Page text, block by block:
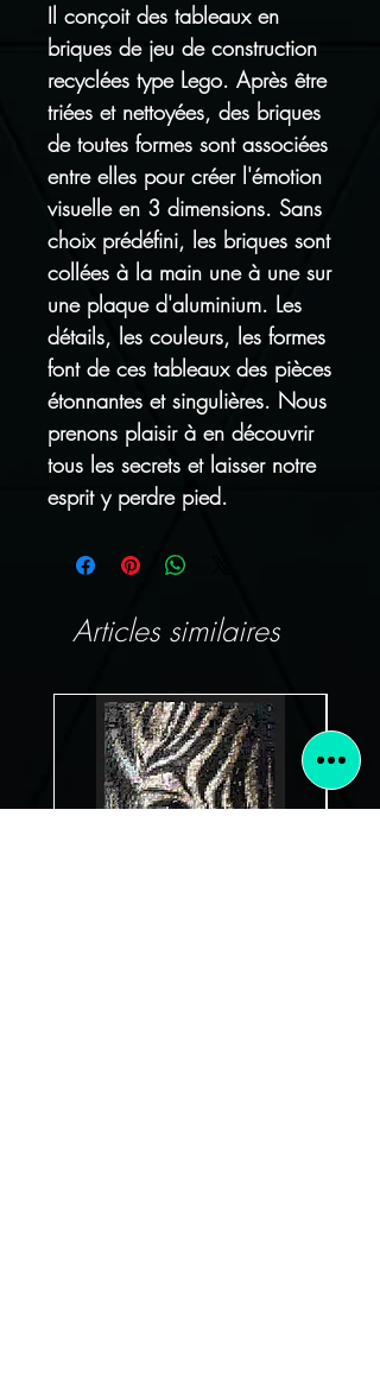
Il conçoit des tableaux en
briques de jeu de construction
recyclées type Lego. Après être
triées et nettoyées, des briques
de toutes formes sont associées
entre elles pour créer l'émotion
visuelle en 3 dimensions. Sans
choix prédéfini, les briques sont
collées à la main une à une sur
une plaque d'aluminium. Les
détails, les couleurs, les formes
font de ces tableaux des pièces
étonnantes et singulières. Nous
prenons plaisir à en découvrir
tous les secrets et laisser notre
esprit y perdre pied.
Articles similaires